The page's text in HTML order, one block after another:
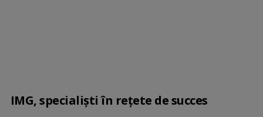
IMG, specialiști în rețete de succes